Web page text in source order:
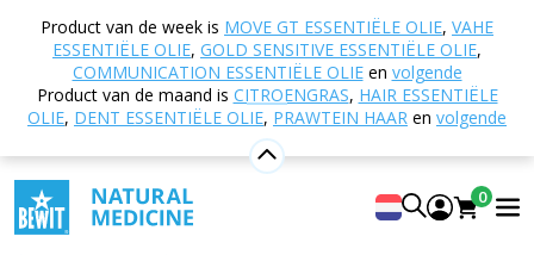
Product van de week is MOVE GT ESSENTIËLE OLIE, VAHE
ESSENTIËLE OLIE, GOLD SENSITIVE ESSENTIËLE OLIE,
COMMUNICATION ESSENTIËLE OLIEen volgende
Product van de maand is CITROENGRAS, HAIR ESSENTIËLE
OLIE, DENT ESSENTIËLE OLIE, PRAWTEIN HAAR en volgende
0
E-shop Mogelijke ondersteuning bij
Mogelijke ondersteuning bij
Mogelijke ondersteuning bijvertegenwoordigt een
unieke collectie natuurlijke producten van
een gids kunnen zijn op de weg naar
en algeheel welzijn
. Elk van deze producten wordt
gecreëerd met respect voor de natuur, het lichaam en
Meer tonen